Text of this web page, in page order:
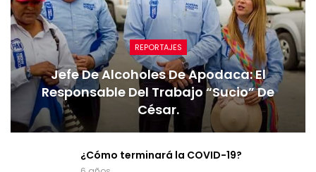
REPORTAJES
Jefe De Alcoholes De Apodaca: El
Responsable Del Trabajo “sucio” De
César.
¿Cómo terminará la COVID-19?